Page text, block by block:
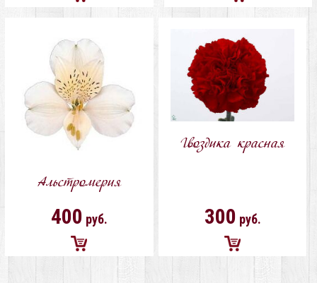
Добавить
корзину
Добавить
корзину
Альстромерия
400 руб.
Добавить
Гвоздика красная
300 руб.
Добавить